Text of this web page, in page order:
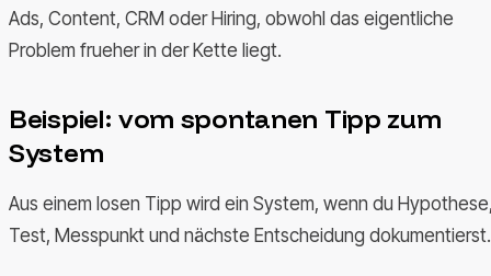
Ads, Content, CRM oder Hiring, obwohl das eigentliche
Problem frueher in der Kette liegt.
Beispiel: vom spontanen Tipp zum
System
Aus einem losen Tipp wird ein System, wenn du
Test, Messpunkt und nächste Entscheidung dokumentierst.